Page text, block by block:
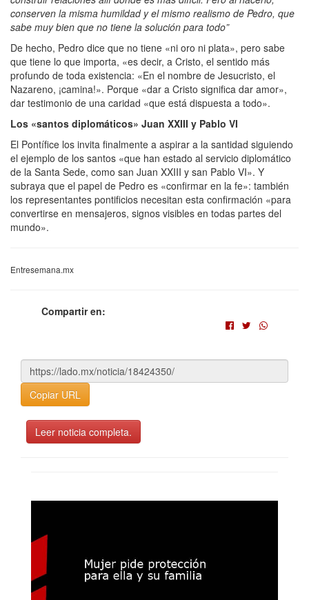
conserven la misma humildad y el mismo realismo de Pedro, que
sabe muy bien que no tiene la solución para todo”
De hecho, Pedro dice que no tiene «ni oro ni plata», pero sabe
que tiene lo que importa, «es decir, a Cristo, el sentido más
profundo de toda existencia: «En el nombre de Jesucristo, el
Nazareno, ¡camina!». Porque «dar a Cristo significa dar amor»,
dar testimonio de una caridad «que está dispuesta a todo».
Los «santos diplomáticos» Juan XXIII y Pablo VI
El Pontífice los invita finalmente a aspirar a la santidad siguiendo
el ejemplo de los santos «que han estado al servicio diplomático
de la Santa Sede, como san Juan XXIII y san Pablo VI». Y
subraya que el papel de Pedro es «confirmar en la fe»: también
los representantes pontificios necesitan esta confirmación «para
convertirse en mensajeros, signos visibles en todas partes del
mundo».
Entresemana.mx
Compartir en:
Copiar URL
Leer noticia completa.